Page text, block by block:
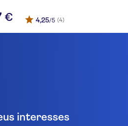
€ 4,25/5 (4)
interesses